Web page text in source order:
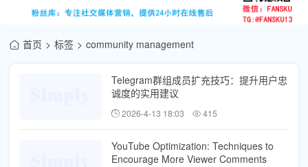
首页 标签 community management
Telegram群组成员扩充技巧：提升用户忠
诚度的实用建议
2026-4-13 18:03 415
YouTube Optimization: Techniques to
Encourage More Viewer Comments